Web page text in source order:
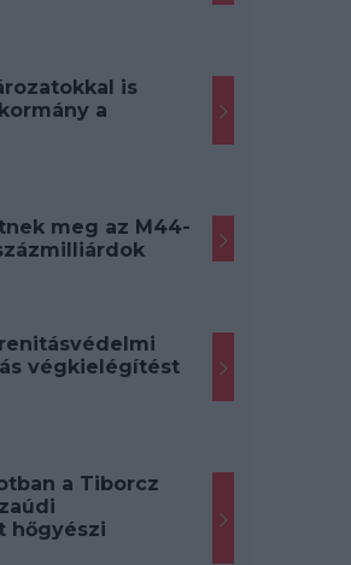
is
a
meg az M44-
végkielégítést
a Tiborcz
hőgyészi